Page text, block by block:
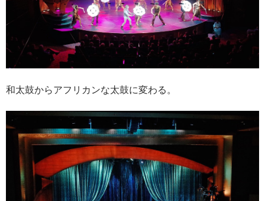
和太鼓からアフリカンな太鼓に変わる。